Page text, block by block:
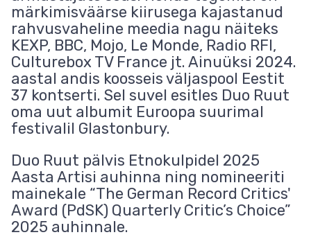
märkimisväärse kiirusega kajastanud
rahvusvaheline meedia nagu näiteks
KEXP, BBC, Mojo, Le Monde, Radio RFI,
Culturebox TV France jt. Ainuüksi 2024.
aastal andis koosseis väljaspool Eestit
37 kontserti. Sel suvel esitles Duo Ruut
oma uut albumit Euroopa suurimal
festivalil Glastonbury.
Duo Ruut pälvis Etnokulpidel 2025
Aasta Artisi auhinna ning nomineeriti
mainekale “The German Record Critics'
Award (PdSK) Quarterly Critic’s Choice”
2025 auhinnale.